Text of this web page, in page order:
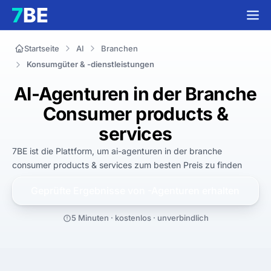
Startseite AI
Branchen
Konsumgüter & -dienstleistungen
AI-Agenturen in der Branche
Consumer products &
services
7BE ist die Plattform, um ai-agenturen in der branche
consumer products & services zum besten Preis zu finden
5 Minuten · kostenlos · unverbindlich